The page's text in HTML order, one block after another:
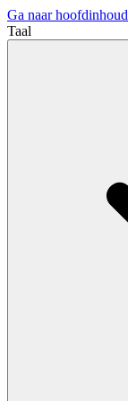
Ga naar hoofdinhoud
Taal